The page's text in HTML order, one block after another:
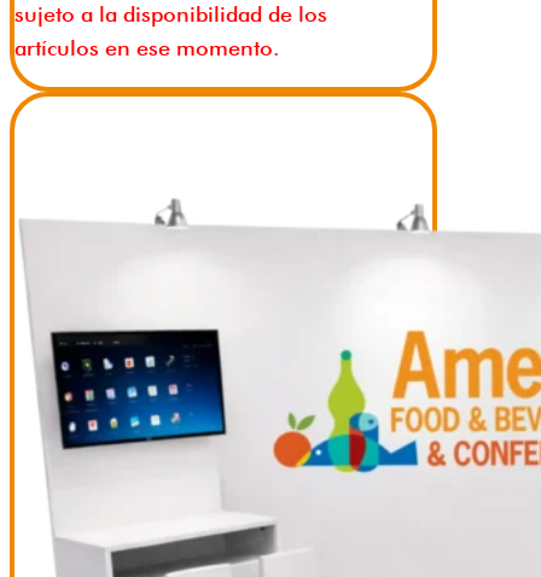
sujeto a la disponibilidad de los
artículos en ese momento.